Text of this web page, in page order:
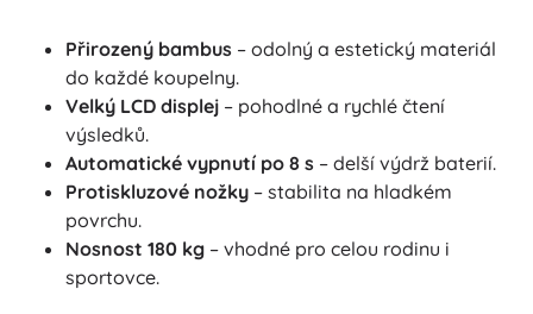
Přirozený bambus – odolný a estetický materiál
do každé koupelny.
Velký LCD displej – pohodlné a rychlé čtení
výsledků.
Automatické vypnutí po 8 s – delší výdrž baterií.
Protiskluzové nožky – stabilita na hladkém
povrchu.
Nosnost 180 kg – vhodné pro celou rodinu i
sportovce.